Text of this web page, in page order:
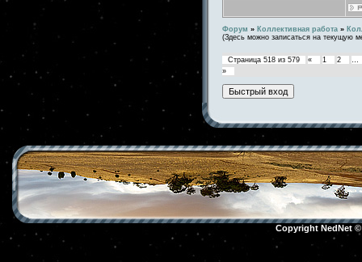
Форум » Коллективная работа »
(Здесь можно записаться на текущую
Страница 518 из 579 « 1 2
…
»
Copyright NedNet